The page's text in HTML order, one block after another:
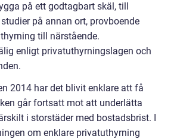
på ett godtagbart skäl, till
på annan ort, provboende
till närstående.
enligt privatuthyrningslagen och
2014 har det blivit enklare att få
går fortsatt mot att underlätta
i storstäder med bostadsbrist. I
om enklare privatuthyrning